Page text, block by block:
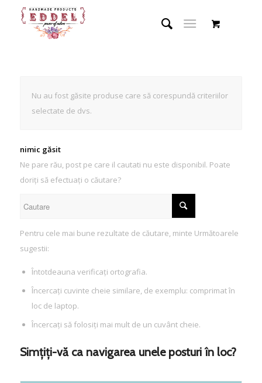
Nu au fost găsite produse care să corespundă criteriilor
selectate de dvs.
nimic găsit
Ne pare rău, post pe care il cautati nu este disponibil. Poate
doriți să efectuați o căutare?
Pentru cele mai bune rezultate de căutare, minte Următoarele
sugestii:
Întotdeauna verificați ortografia.
Încercați cuvinte cheie similare, de exemplu: comprimat în
loc de laptop.
Încercați să folosiți mai mult de un cuvânt cheie.
Simțiți-vă ca navigarea unele posturi în loc?